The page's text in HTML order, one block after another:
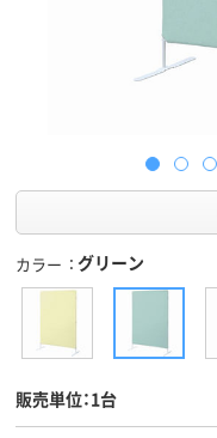
カラー グリーン
販売単位：1台